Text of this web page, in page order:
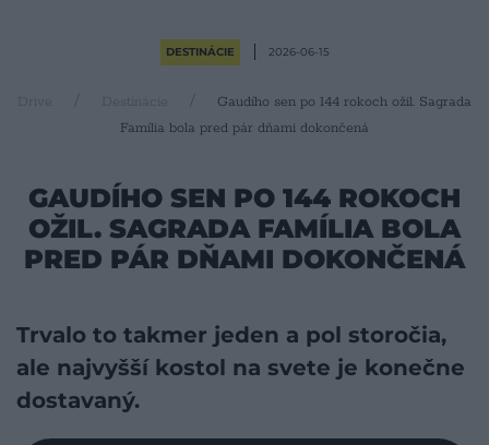
DESTINÁCIE 2026-06-15
Drive
Gaudího sen po 144 rokoch ožil. Sagrada
Família bola pred pár dňami dokončená
GAUDÍHO SEN PO 144 ROKOCH
OŽIL. SAGRADA FAMÍLIA BOLA
PRED PÁR DŇAMI DOKONČENÁ
Trvalo to takmer jeden a pol storočia,
ale najvyšší kostol na svete je konečne
dostavaný.